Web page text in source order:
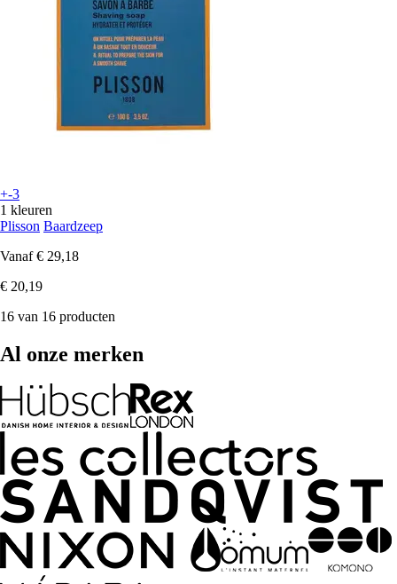
+-3
1 kleuren
Plisson Baardzeep
Vanaf € 29,18
€ 20,19
16 van 16 producten
Al onze merken